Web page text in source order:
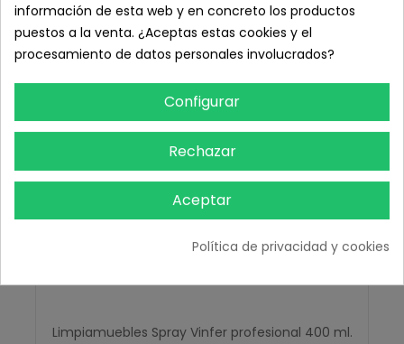
Limpiamuebles Spray Vinfer profesional 400 ml.
información de esta web y en concreto los productos
puestos a la venta. ¿Aceptas estas cookies y el
procesamiento de datos personales involucrados?
Configurar
Rechazar
Aceptar
Política de privacidad y cookies